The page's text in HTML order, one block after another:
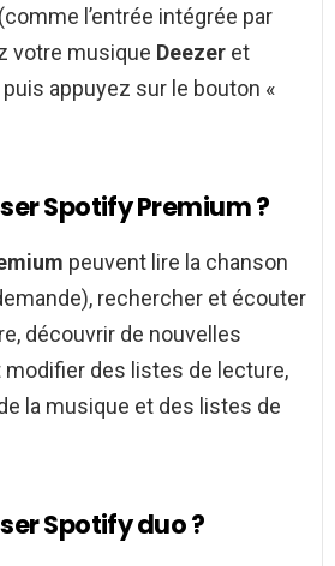
(comme l’entrée intégrée par
votre musique Deezer et
appuyez sur le bouton «
Spotify Premium ?
peuvent lire la chanson
rechercher et écouter
découvrir de nouvelles
des listes de lecture,
la musique et des listes de
Spotify duo ?